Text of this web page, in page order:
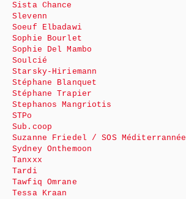
Sista Chance
Slevenn
Soeuf Elbadawi
Sophie Bourlet
Sophie Del Mambo
Soulcié
Starsky-Hiriemann
Stéphane Blanquet
Stéphane Trapier
Stephanos Mangriotis
STPo
Sub.coop
Suzanne Friedel / SOS Méditerrannée
Sydney Onthemoon
Tanxxx
Tardi
Tawfiq Omrane
Tessa Kraan